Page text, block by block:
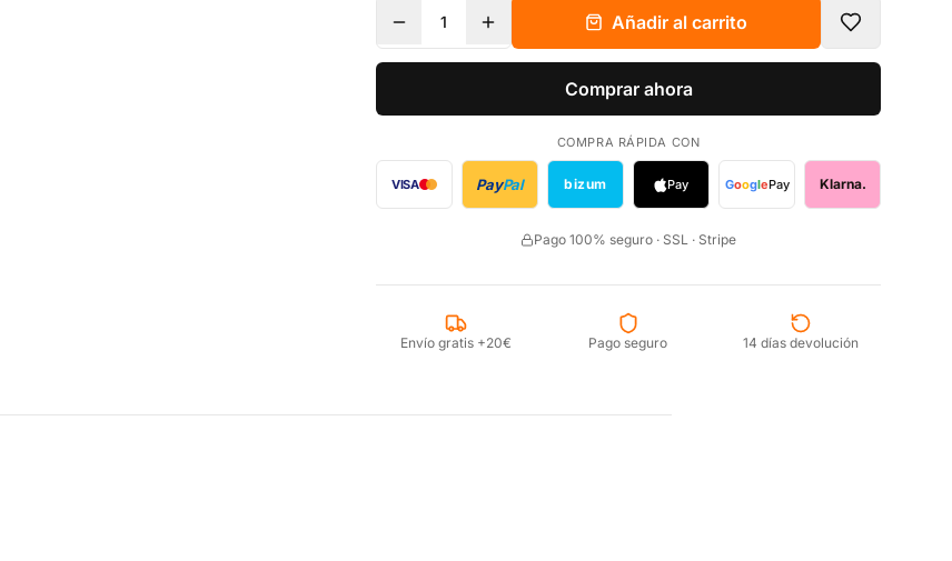
1 Añadir al carrito
Comprar ahora
COMPRA RÁPIDA CON
VISA PayPal bizum Pay GooglePay Klarna.
Pago 100% seguro · SSL · Stripe
Envío gratis +20€ Pago seguro 14 días devolución